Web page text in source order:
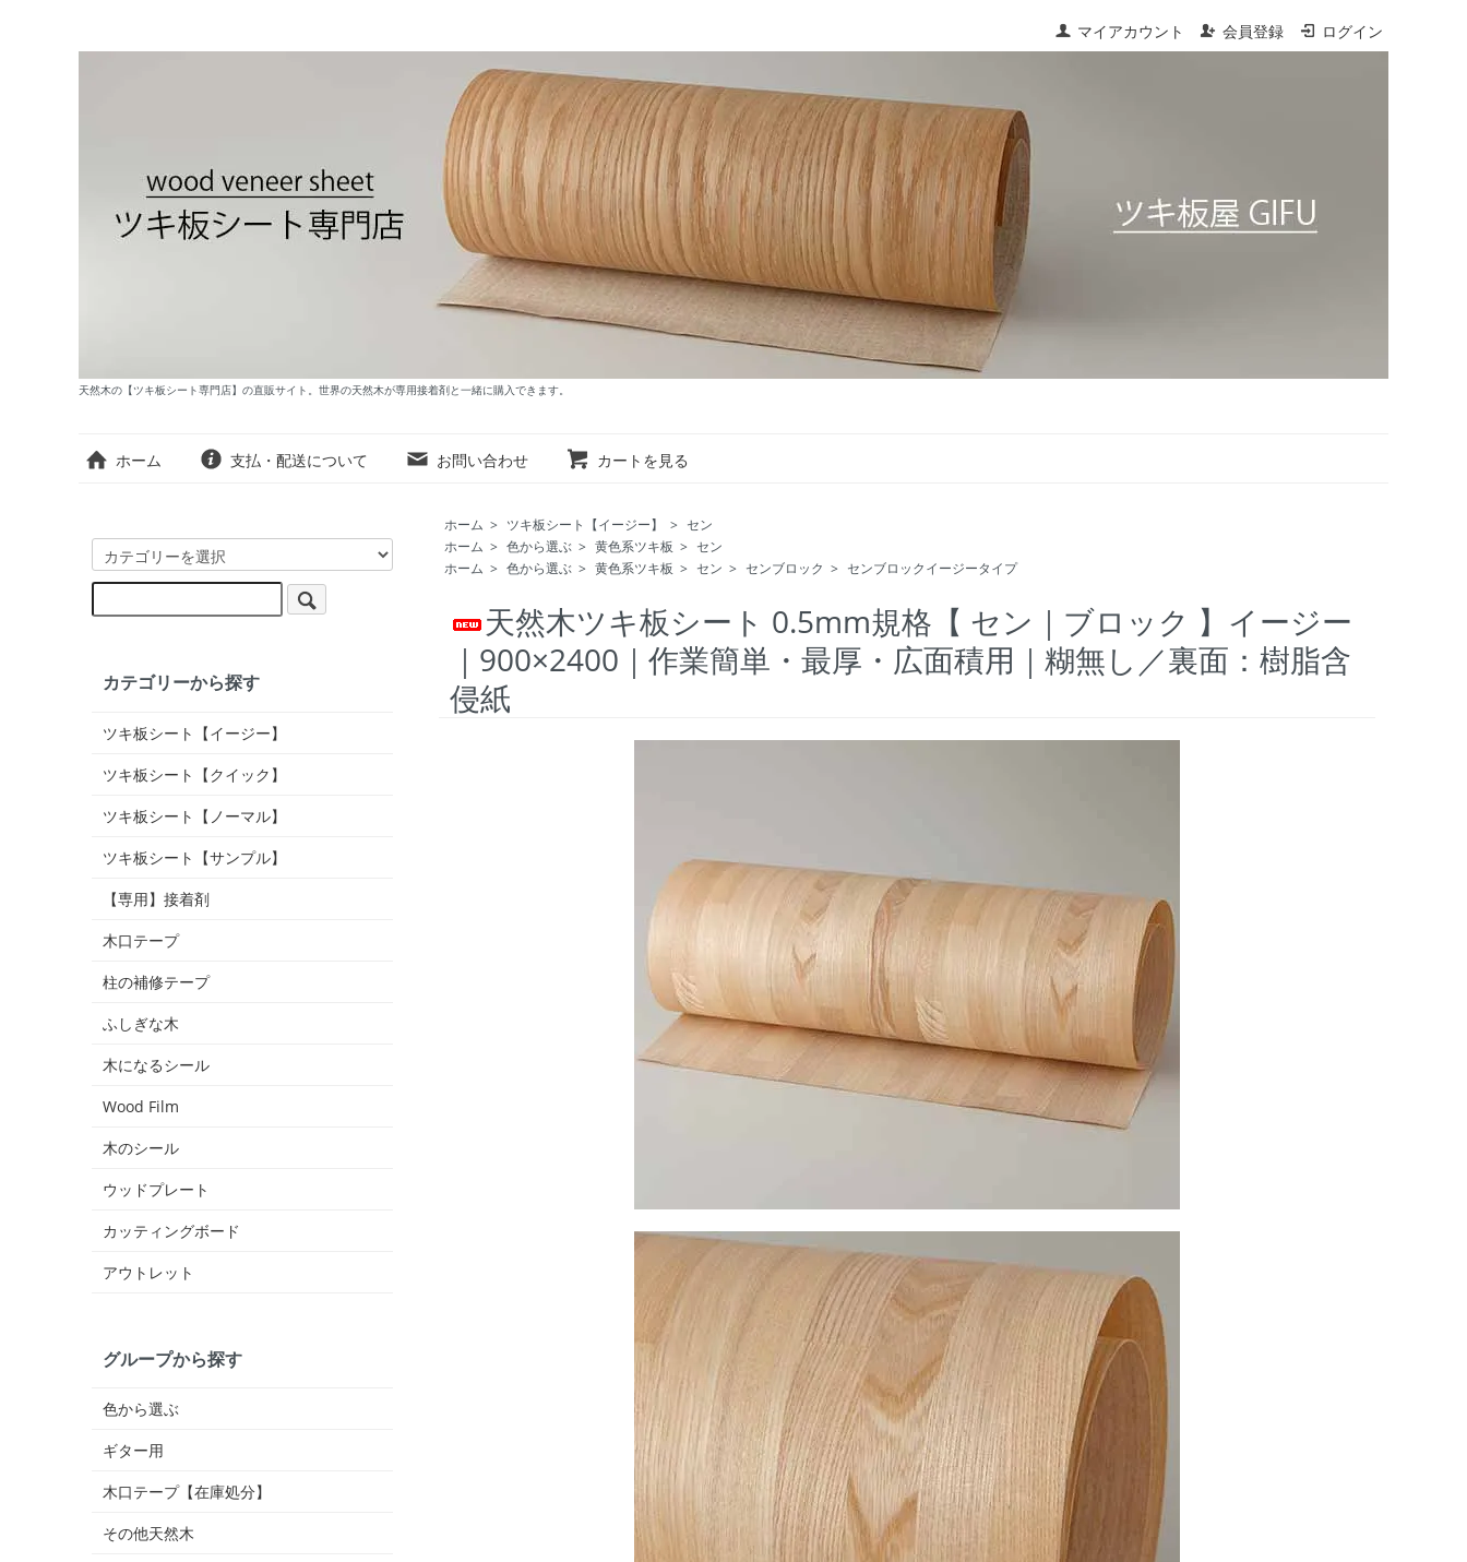
マイアカウント 会員登録 ログイン
天然木の【ツキ板シート専門店】の直販サイト。世界の天然木が専用接着剤と一緒に購入できます。
ホーム 支払・配送について お問い合わせ カートを見る
ホーム > ツキ板シート【イージー】 > セン
ホーム > 色から選ぶ > 黄色系ツキ板 > セン
ホーム > 色から選ぶ > 黄色系ツキ板 > セン > センブロック > センブロックイージータイプ
天然木ツキ板シート 0.5mm規格【 セン｜ブロック 】イージー
｜900×2400｜作業簡単・最厚・広面積用｜糊無し／裏面：樹脂含
侵紙
カテゴリーから探す
ツキ板シート【イージー】
ツキ板シート【クイック】
ツキ板シート【ノーマル】
ツキ板シート【サンプル】
【専用】接着剤
木口テープ
柱の補修テープ
ふしぎな木
木になるシール
Wood Film
木のシール
ウッドプレート
カッティングボード
アウトレット
グループから探す
色から選ぶ
ギター用
木口テープ【在庫処分】
その他天然木